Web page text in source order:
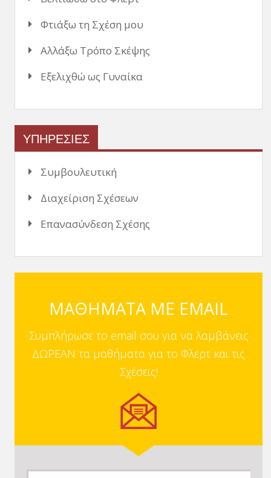
Φτιάξω τη Σχέση μου
Αλλάξω Τρόπο Σκέψης
Εξελιχθώ ως Γυναίκα
ΥΠΗΡΕΣΙΕΣ
Συμβουλευτική
Διαχείριση Σχέσεων
Επανασύνδεση Σχέσης
ΜΑΘΗΜΑΤΑ ΜΕ EMAIL
Συμπλήρωσε το email σου για να λαμβάνεις
ΔΩΡΕΑΝ τα μαθήματα για το Φλερτ και τις
Σχέσεις!